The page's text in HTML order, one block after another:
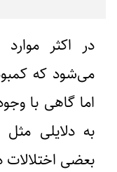
در اکثر
می‌شود که
اما گاهی با
به دلایلی
بعضی اختلالات